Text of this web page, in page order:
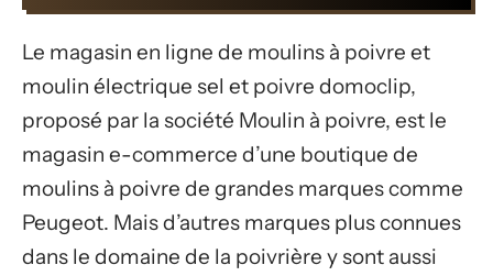
Le magasin en ligne de moulins à poivre et
moulin électrique sel et poivre domoclip,
proposé par la société Moulin à poivre, est le
magasin e-commerce d’une boutique de
moulins à poivre de grandes marques comme
Peugeot. Mais d’autres marques plus connues
dans le domaine de la poivrière y sont aussi